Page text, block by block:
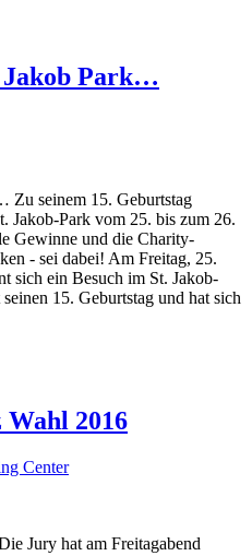
Jakob Park…
Zu seinem 15. Geburtstag
Jakob-Park vom 25. bis zum 26.
Gewinne und die Charity-
- sei dabei! Am Freitag, 25.
sich ein Besuch im St. Jakob-
15. Geburtstag und hat sich
2016
Center
Jury hat am Freitagabend